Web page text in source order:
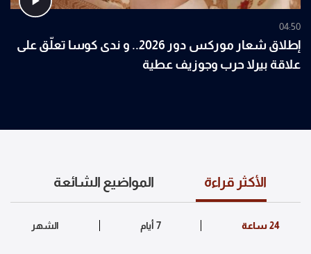
04:50
إطلاق شعار موركس دور 2026.. و ندى كوسا تعلّق على
علاقة بيرلا حرب وجوزيف عطية
الأكثر قراءة المواضيع الشائعة